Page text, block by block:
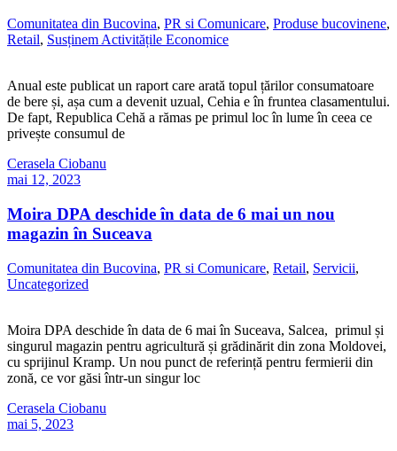
Comunitatea din Bucovina, PR si Comunicare, Produse bucovinene,
Retail, Susținem Activitățile Economice
Anual este publicat un raport care arată topul țărilor consumatoare
de bere și, așa cum a devenit uzual, Cehia e în fruntea clasamentului.
De fapt, Republica Cehă a rămas pe primul loc în lume în ceea ce
privește consumul de
Cerasela Ciobanu
mai 12, 2023
Moira DPA deschide în data de 6 mai un nou
magazin în Suceava
Comunitatea din Bucovina, PR si Comunicare, Retail, Servicii,
Uncategorized
Moira DPA deschide în data de 6 mai în Suceava, Salcea, primul și
singurul magazin pentru agricultură și grădinărit din zona Moldovei,
cu sprijinul Kramp. Un nou punct de referință pentru fermierii din
zonă, ce vor găsi într-un singur loc
Cerasela Ciobanu
mai 5, 2023